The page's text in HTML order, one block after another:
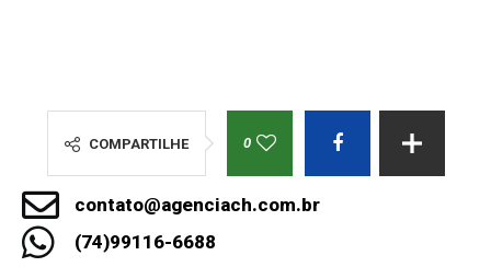
COMPARTILHE 0
contato@agenciach.com.br
(74)99116-6688